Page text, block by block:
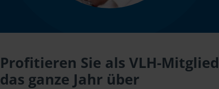
Profitieren Sie als VLH-Mitglied
das ganze Jahr über